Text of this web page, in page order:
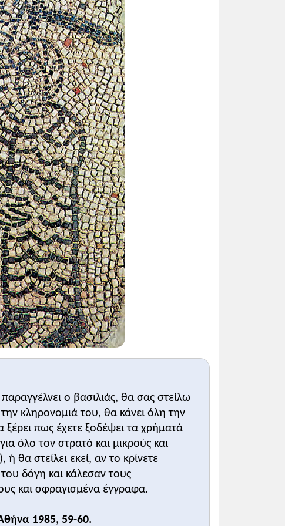
ο βασιλιάς, θα σας στείλω
κληρονομιά του, θα κάνει όλη την
πως έχετε ξοδέψει τα χρήματά
όλο τον στρατό και μικρούς και
θα στείλει εκεί, αν το κρίνετε
δόγη και κάλεσαν τους
και σφραγισμένα έγγραφα.
1985, 59-60.